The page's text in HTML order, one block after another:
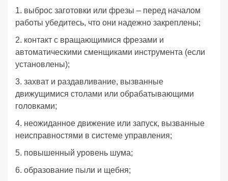
1. выброс заготовки или фрезы – перед началом
работы убедитесь, что они надежно закреплены;
2. контакт с вращающимися фрезами и
автоматическими сменщиками инструмента (если
установлены);
3. захват и раздавливание, вызванные
движущимися столами или обрабатывающими
головками;
4. неожиданное движение или запуск, вызванные
неисправностями в системе управления;
5. повышенный уровень шума;
6. образование пыли и щебня;